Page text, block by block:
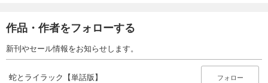
作品・作者をフォローする
新刊やセール情報をお知らせします。
蛇とライラック【単話版】 フォロー